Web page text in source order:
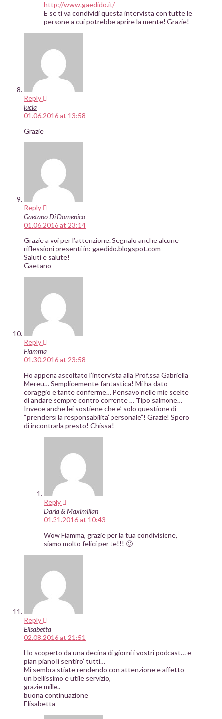
http://www.gaedido.it/
E se ti va condividi questa intervista con tutte le
persone a cui potrebbe aprire la mente! Grazie!
Reply
lucia
01.06.2016 at 13:58
Grazie
Reply
Gaetano Di Domenico
01.06.2016 at 23:14
Grazie a voi per l’attenzione. Segnalo anche alcune
riflessioni presenti in: gaedido.blogspot.com
Saluti e salute!
Gaetano
Reply
Fiamma
01.30.2016 at 23:58
Ho appena ascoltato l’intervista alla Prof.ssa Gabriella
Mereu… Semplicemente fantastica! Mi ha dato
coraggio e tante conferme… Pensavo nelle mie scelte
di andare sempre contro corrente … Tipo salmone…
Invece anche lei sostiene che e’ solo questione di
“prendersi la responsabilita’ personale”! Grazie! Spero
di incontrarla presto! Chissa’!
Reply
Daria & Maximilian
01.31.2016 at 10:43
Wow Fiamma, grazie per la tua condivisione,
siamo molto felici per te!!! 🙂
Reply
Elisabetta
02.08.2016 at 21:51
Ho scoperto da una decina di giorni i vostri podcast… e
pian piano li sentiro’ tutti…
Mi sembra stiate rendendo con attenzione e affetto
un bellissimo e utile servizio,
grazie mille..
buona continuazione
Elisabetta